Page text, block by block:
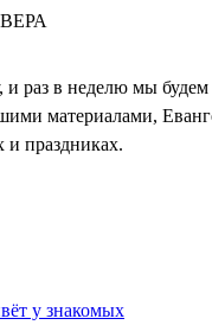
ВЕРА
и раз в неделю мы будем
материалами,
праздниках.
у знакомых